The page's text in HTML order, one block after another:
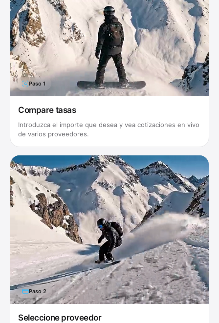
Paso 1
Compare tasas
Introduzca el importe que desea y vea cotizaciones en vivo
de varios proveedores.
Paso 2
Seleccione proveedor